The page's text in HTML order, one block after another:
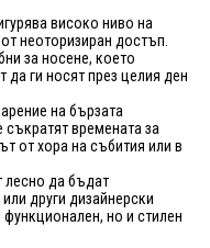
високо ниво на
неоторизиран достъп.
за носене, което
да ги носят през целия ден
на бързата
времената за
от хора на събития или в
лесно да бъдат
други дизайнерски
но и стилен